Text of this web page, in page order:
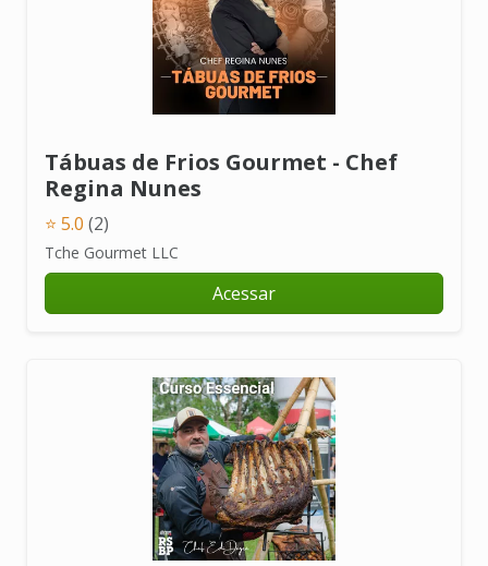
Tábuas de Frios Gourmet - Chef
Regina Nunes
⭐ 5.0 (2)
Tche Gourmet LLC
Acessar